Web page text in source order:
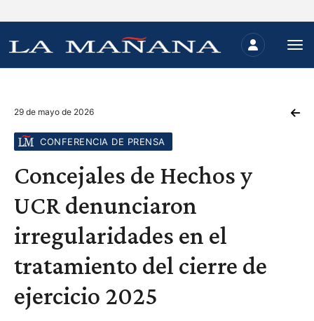
29 de mayo de 2026
CONFERENCIA DE PRENSA
Concejales de Hechos y
UCR denunciaron
irregularidades en el
tratamiento del cierre de
ejercicio 2025